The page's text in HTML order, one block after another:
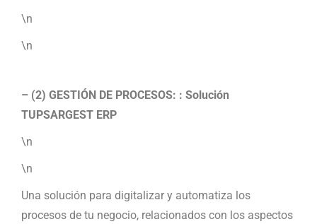
\n
\n
– (2) GESTIÓN DE PROCESOS: : Solución
TUPSARGEST ERP
\n
\n
Una solución para digitalizar y automatiza los
procesos de tu negocio, relacionados con los aspectos